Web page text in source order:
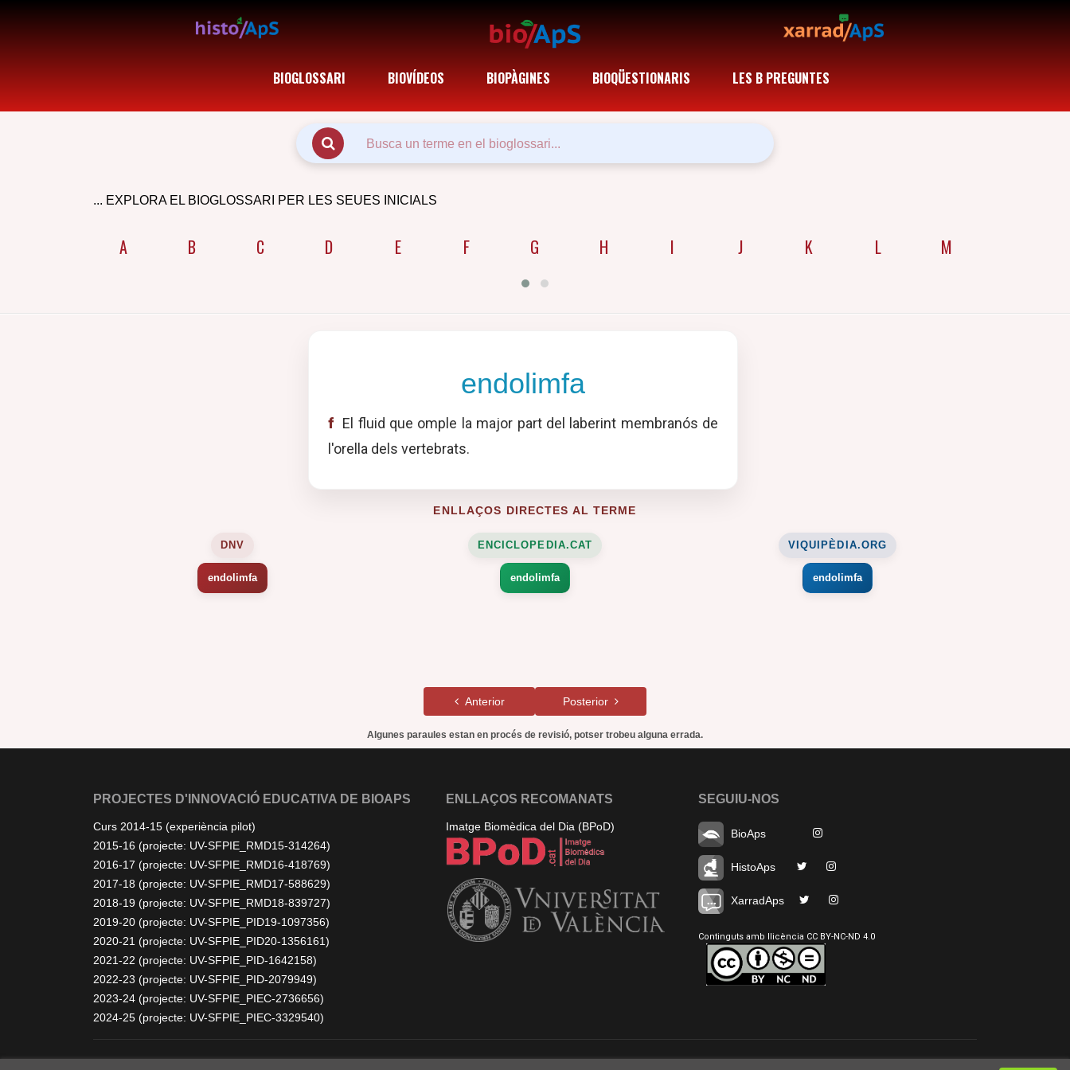
BIOGLOSSARI BIOVÍDEOS BIOPÀGINES BIOQÜESTIONARIS LES B PREGUNTES
... EXPLORA EL BIOGLOSSARI PER LES SEUES INICIALS
A B C D E F G H I J K L M
endolimfa
f El fluid que omple la major part del laberint membranós de
l'orella dels vertebrats.
ENLLAÇOS DIRECTES AL TERME
DNV
endolimfa
ENCICLOPEDIA.CAT
endolimfa
VIQUIPÈDIA.ORG
endolimfa
Anterior Posterior
Algunes paraules estan en procés de revisió, potser trobeu alguna errada.
PROJECTES D'INNOVACIÓ EDUCATIVA DE BIOAPS
Curs 2014-15 (experiència pilot)
2015-16 (projecte: UV-SFPIE_RMD15-314264)
2016-17 (projecte: UV-SFPIE_RMD16-418769)
2017-18 (projecte: UV-SFPIE_RMD17-588629)
2018-19 (projecte: UV-SFPIE_RMD18-839727)
2019-20 (projecte: UV-SFPIE_PID19-1097356)
2020-21 (projecte: UV-SFPIE_PID20-1356161)
2021-22 (projecte: UV-SFPIE_PID-1642158)
2022-23 (projecte: UV-SFPIE_PID-2079949)
2023-24 (projecte: UV-SFPIE_PIEC-2736656)
2024-25 (projecte: UV-SFPIE_PIEC-3329540)
ENLLAÇOS RECOMANATS
Imatge Biomèdica del Dia (BPoD)
SEGUIU-NOS
BioAps
HistoAps
XarradAps
Continguts amb llicència CC BY-NC-ND 4.0